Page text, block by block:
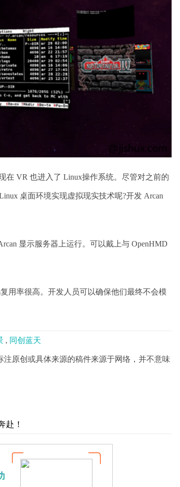
在 VR 也进入了 Linux操作系统。尽管对之前的
桌面环境实现虚拟现实技术呢?开发 Arcan
显示服务器上运行。可以戴上与 OpenHMD
用率很高。开发人员可以确保他们最终不会模
, 同创蓝天
原创或具体来源的稿件来源于网络，并不意味
赴！